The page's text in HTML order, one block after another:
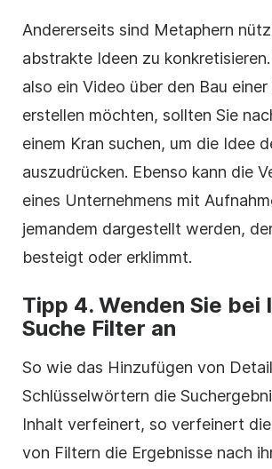
Andererseits sind Metaphern
abstrakte Ideen zu konkretisieren.
also ein Video über den Bau
erstellen möchten, sollten Sie
einem Kran suchen, um die Idee
auszudrücken. Ebenso kann die
eines Unternehmens mit
jemandem dargestellt werden,
besteigt oder erklimmt.
Tipp 4. Wenden Sie bei
Suche Filter an
So wie das Hinzufügen von
Schlüsselwörtern die
Inhalt verfeinert, so verfeinert
von Filtern die Ergebnisse nach